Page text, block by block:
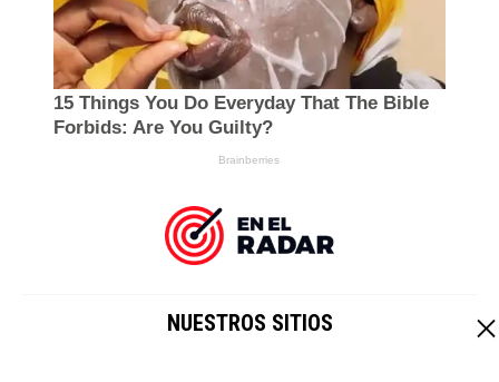
NUESTROS SITIOS